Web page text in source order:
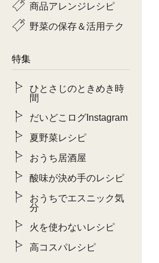
商品アレンジレシピ
野菜の保存＆活用テク
特集
ひとさじのときめき時
間
だいどこログInstagram
夏野菜レシピ
おうち居酒屋
酸味が決め手のレシピ
おうちでエスニック気
分
火を使わないレシピ
高コスパレシピ